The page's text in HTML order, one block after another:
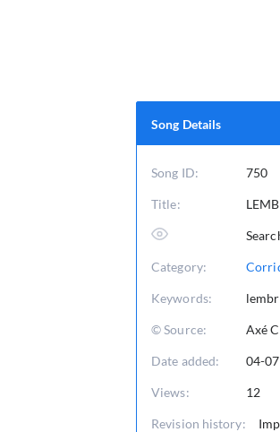
Song Details
Song ID: 750
Title:
Category:
Keywords:
© Source: Axé
Date added: 04-
Views: 12
Revision history: